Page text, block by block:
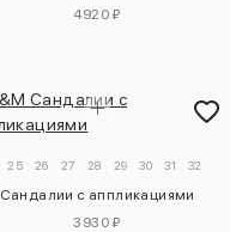
4920 ₽
25 26 27 28 29 30 31 32
Сандалии с аппликациями
3930 ₽